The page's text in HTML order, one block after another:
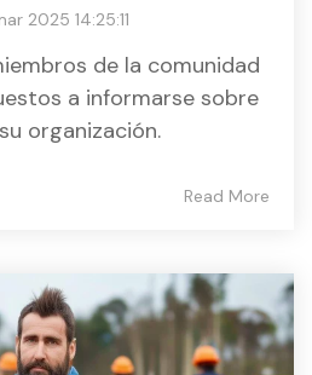
2025 14:25:11
de la comunidad
a informarse sobre
organización.
Read More